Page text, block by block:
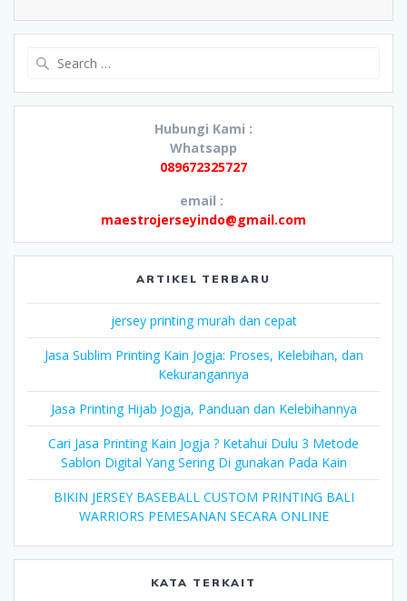
Hubungi Kami :
Whatsapp
089672325727
email :
maestrojerseyindo@gmail.com
ARTIKEL TERBARU
jersey printing murah dan cepat
Jasa Sublim Printing Kain Jogja: Proses, Kelebihan, dan
Kekurangannya
Jasa Printing Hijab Jogja, Panduan dan Kelebihannya
Cari Jasa Printing Kain Jogja ? Ketahui Dulu 3 Metode
Sablon Digital Yang Sering Di gunakan Pada Kain
BIKIN JERSEY BASEBALL CUSTOM PRINTING BALI
WARRIORS PEMESANAN SECARA ONLINE
KATA TERKAIT